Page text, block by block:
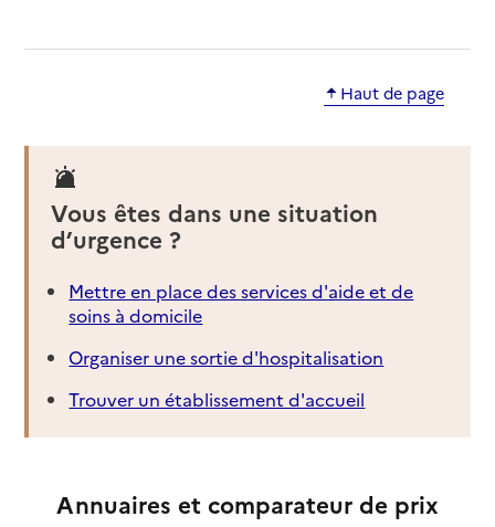
Haut de page
Vous êtes dans une situation
d’urgence ?
Mettre en place des services d'aide et de
soins à domicile
Organiser une sortie d'hospitalisation
Trouver un établissement d'accueil
Annuaires et comparateur de prix